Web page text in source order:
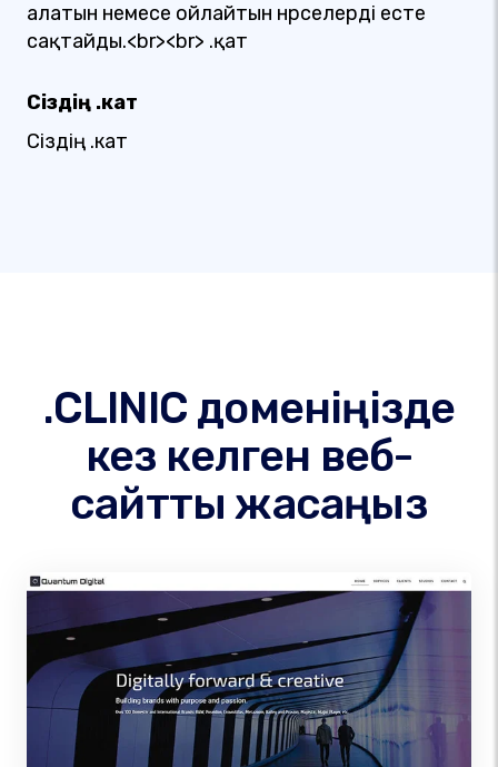
алатын немесе ойлайтын нәрселерді есте
сақтайды.<br><br> .қат
Сіздің .кат
Сіздің .кат
.CLINIC доменіңізде
кез келген веб-
сайтты жасаңыз